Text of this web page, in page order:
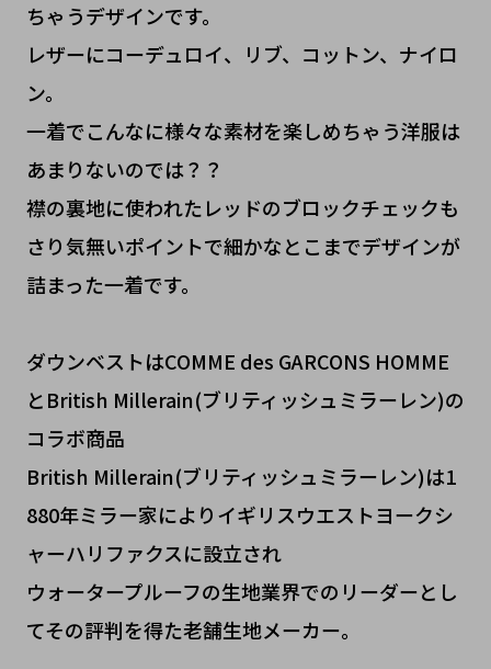
ちゃうデザインです。
レザーにコーデュロイ、リブ、コットン、ナイロ
ン。
一着でこんなに様々な素材を楽しめちゃう洋服は
あまりないのでは？？
襟の裏地に使われたレッドのブロックチェックも
さり気無いポイントで細かなとこまでデザインが
詰まった一着です。
ダウンベストはCOMME des GARCONS HOMME
とBritish Millerain(ブリティッシュミラーレン)の
コラボ商品
British Millerain(ブリティッシュミラーレン)は1
880年ミラー家によりイギリスウエストヨークシ
ャーハリファクスに設立され
ウォータープルーフの生地業界でのリーダーとし
てその評判を得た老舗生地メーカー。